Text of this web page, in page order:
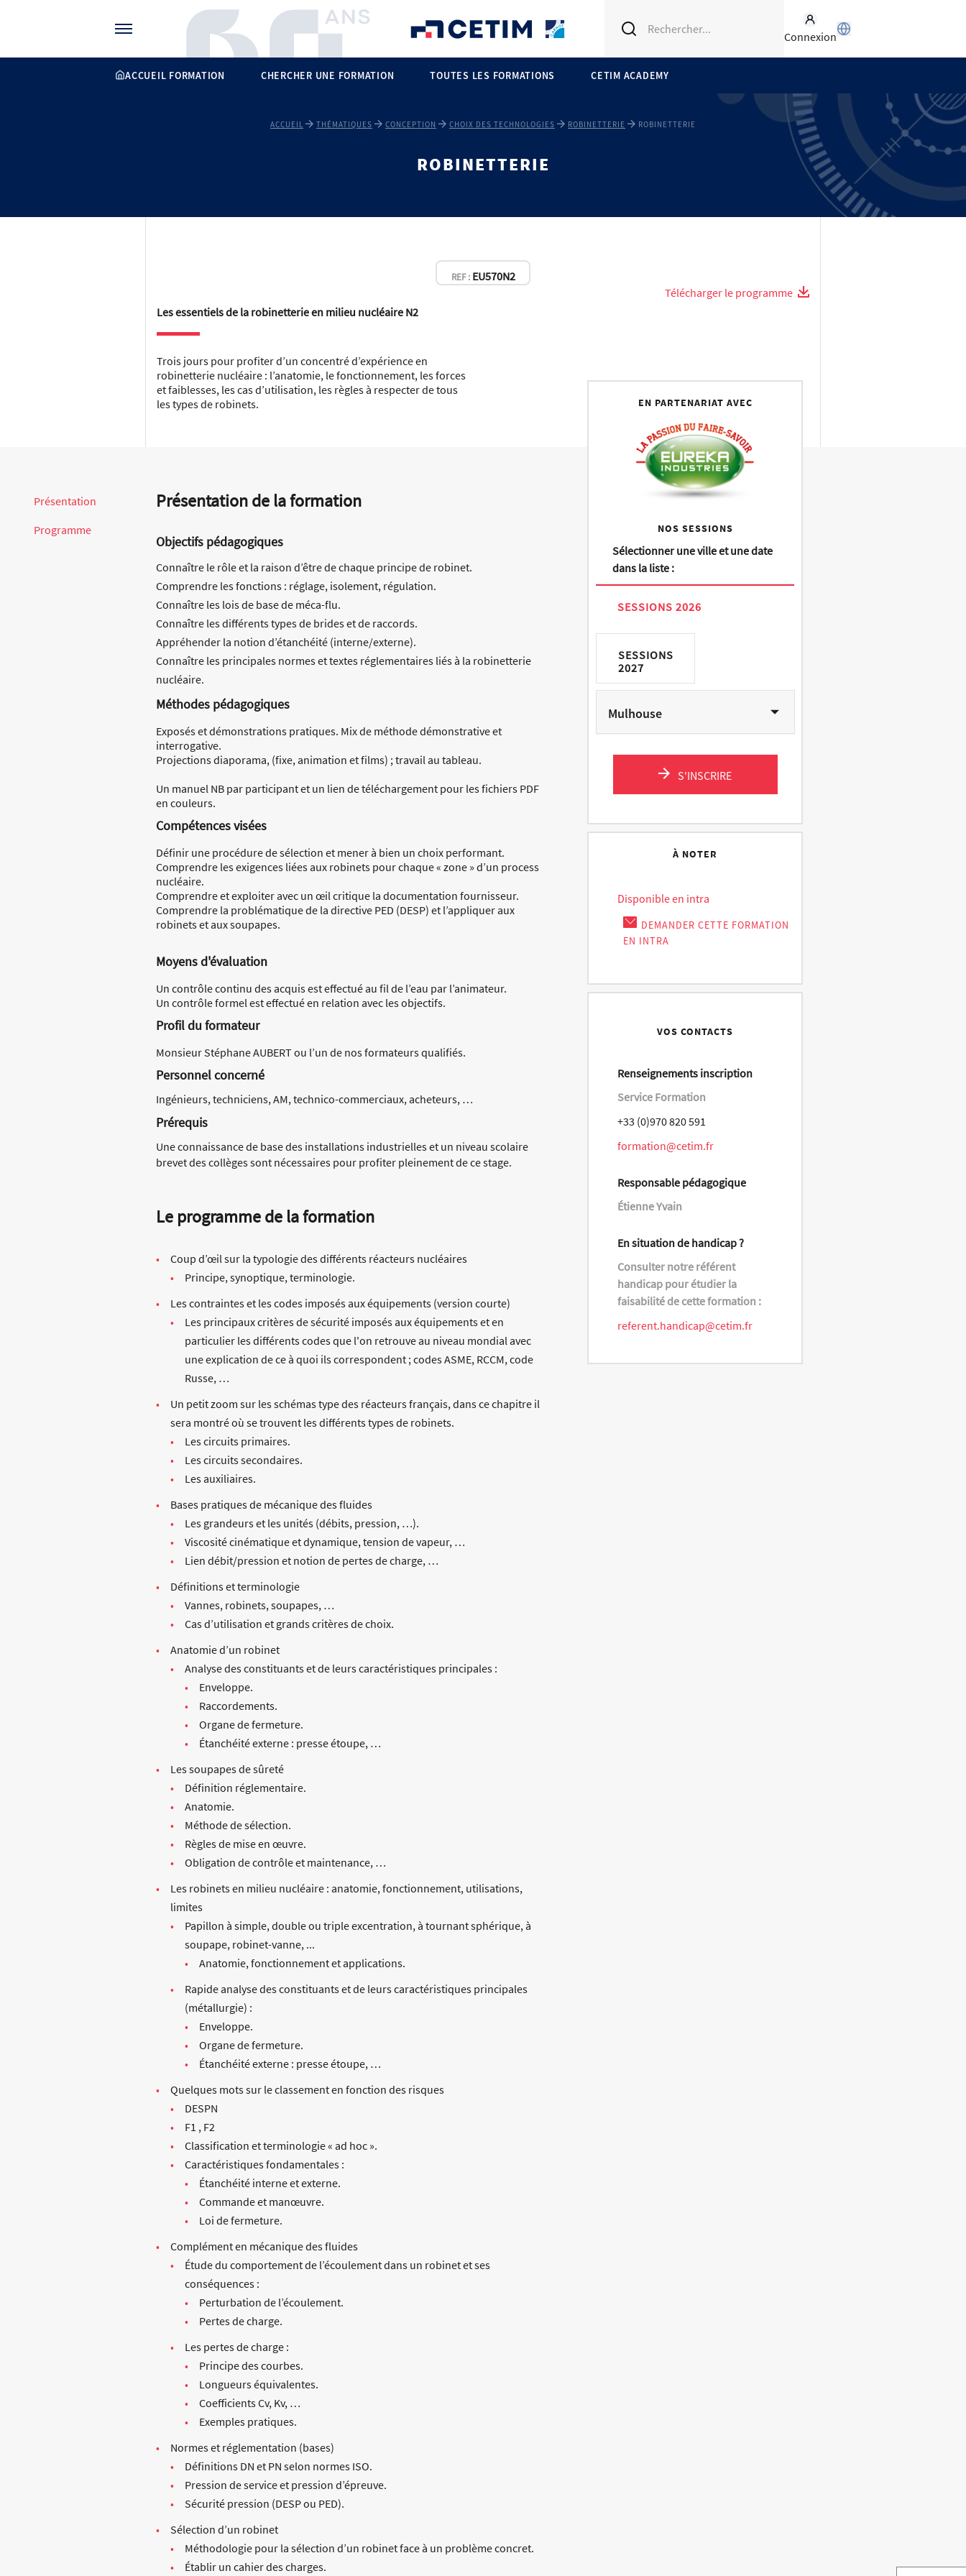
Connexion
ACCUEIL FORMATION CHERCHER UNE FORMATION TOUTES LES FORMATIONS CETIM ACADEMY
ACCUEIL THÉMATIQUES CONCEPTION CHOIX DES TECHNOLOGIES ROBINETTERIE ROBINETTERIE
ROBINETTERIE
REF : EU570N2
Les essentiels de la robinetterie en milieu nucléaire N2
Trois jours pour profiter d’un concentré d’expérience en
robinetterie nucléaire : l’anatomie, le fonctionnement, les forces
et faiblesses, les cas d’utilisation, les règles à respecter de tous
les types de robinets.
Télécharger le programme
Présentation
Programme
Présentation de la formation
Objectifs pédagogiques
Connaître le rôle et la raison d’être de chaque principe de robinet.
Comprendre les fonctions : réglage, isolement, régulation.
Connaître les lois de base de méca-flu.
Connaître les différents types de brides et de raccords.
Appréhender la notion d’étanchéité (interne/externe).
Connaître les principales normes et textes réglementaires liés à la robinetterie
nucléaire.
Méthodes pédagogiques
Exposés et démonstrations pratiques. Mix de méthode démonstrative et
interrogative.
Projections diaporama, (fixe, animation et films) ; travail au tableau.
Un manuel NB par participant et un lien de téléchargement pour les fichiers PDF
en couleurs.
Compétences visées
Définir une procédure de sélection et mener à bien un choix performant.
Comprendre les exigences liées aux robinets pour chaque « zone » d’un process
nucléaire.
Comprendre et exploiter avec un œil critique la documentation fournisseur.
Comprendre la problématique de la directive PED (DESP) et l’appliquer aux
robinets et aux soupapes.
Moyens d'évaluation
Un contrôle continu des acquis est effectué au fil de l’eau par l’animateur.
Un contrôle formel est effectué en relation avec les objectifs.
Profil du formateur
Monsieur Stéphane AUBERT ou l’un de nos formateurs qualifiés.
Personnel concerné
Ingénieurs, techniciens, AM, technico-commerciaux, acheteurs, …
Prérequis
Une connaissance de base des installations industrielles et un niveau scolaire
brevet des collèges sont nécessaires pour profiter pleinement de ce stage.
Le programme de la formation
Coup d’œil sur la typologie des différents réacteurs nucléaires
Principe, synoptique, terminologie.
Les contraintes et les codes imposés aux équipements (version courte)
Les principaux critères de sécurité imposés aux équipements et en
particulier les différents codes que l'on retrouve au niveau mondial avec
une explication de ce à quoi ils correspondent ; codes ASME, RCCM, code
Russe, …
Un petit zoom sur les schémas type des réacteurs français, dans ce chapitre il
sera montré où se trouvent les différents types de robinets.
Les circuits primaires.
Les circuits secondaires.
Les auxiliaires.
Bases pratiques de mécanique des fluides
Les grandeurs et les unités (débits, pression, …).
Viscosité cinématique et dynamique, tension de vapeur, …
Lien débit/pression et notion de pertes de charge, …
Définitions et terminologie
Vannes, robinets, soupapes, …
Cas d’utilisation et grands critères de choix.
Anatomie d’un robinet
Analyse des constituants et de leurs caractéristiques principales :
Enveloppe.
Raccordements.
Organe de fermeture.
Étanchéité externe : presse étoupe, …
Les soupapes de sûreté
Définition réglementaire.
Anatomie.
Méthode de sélection.
Règles de mise en œuvre.
Obligation de contrôle et maintenance, …
Les robinets en milieu nucléaire : anatomie, fonctionnement, utilisations,
limites
Papillon à simple, double ou triple excentration, à tournant sphérique, à
soupape, robinet-vanne, ...
Anatomie, fonctionnement et applications.
Rapide analyse des constituants et de leurs caractéristiques principales
(métallurgie) :
Enveloppe.
Organe de fermeture.
Étanchéité externe : presse étoupe, …
Quelques mots sur le classement en fonction des risques
DESPN
F1 , F2
Classification et terminologie « ad hoc ».
Caractéristiques fondamentales :
Étanchéité interne et externe.
Commande et manœuvre.
Loi de fermeture.
Complément en mécanique des fluides
Étude du comportement de l’écoulement dans un robinet et ses
conséquences :
Perturbation de l’écoulement.
Pertes de charge.
Les pertes de charge :
Principe des courbes.
Longueurs équivalentes.
Coefficients Cv, Kv, …
Exemples pratiques.
Normes et réglementation (bases)
Définitions DN et PN selon normes ISO.
Pression de service et pression d’épreuve.
Sécurité pression (DESP ou PED).
Sélection d’un robinet
Méthodologie pour la sélection d’un robinet face à un problème concret.
Établir un cahier des charges.
EN PARTENARIAT AVEC
NOS SESSIONS
Sélectionner une ville et une date
dans la liste :
SESSIONS 2026
SESSIONS
2027
Mulhouse
S'INSCRIRE
À NOTER
Disponible en intra
DEMANDER CETTE FORMATION
EN INTRA
VOS CONTACTS
Renseignements inscription
Service Formation
+33 (0)970 820 591
formation@cetim.fr
Responsable pédagogique
Étienne Yvain
En situation de handicap ?
Consulter notre référent
handicap pour étudier la
faisabilité de cette formation :
referent.handicap@cetim.fr